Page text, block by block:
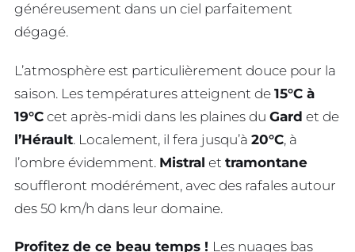
généreusement dans un ciel parfaitement
dégagé.
L’atmosphère est particulièrement douce pour la
saison. Les températures atteignent de 15°C à
19°C cet après-midi dans les plaines du Gard et de
l’Hérault. Localement, il fera jusqu’à 20°C, à
l’ombre évidemment. Mistral et tramontane
souffleront modérément, avec des rafales autour
des 50 km/h dans leur domaine.
Profitez de ce beau temps ! Les nuages bas